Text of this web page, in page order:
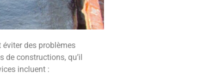
des problèmes
de constructions, qu’il
incluent :